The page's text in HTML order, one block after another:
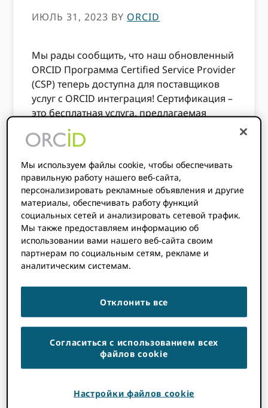
ИЮЛЬ 31, 2023 BY ORCID
Мы рады сообщить, что наш обновленный
ORCID Программа Certified Service Provider
(CSP) теперь доступна для поставщиков
услуг с ORCID интеграция! Сертификация –
это бесплатная услуга, предлагаемая
ORCID для любой интеграции, которая
соответствует ORCIDкритерии,
В рамках обновленной программы CSP,
ORCID предоставляет расширенный набор
преимуществ для CSP, включая более
широкий охват потенциальных клиентов и
пользователей, которые ищут надежные,
согласованные и удобные решения. CSP
также пользуются некоторыми
ORCIDорганизации-члены, такие как
консультации экспертов по планированию
интеграционных проектов, ресурсы для
тестирования и специализированная
техническая поддержка для устранения
процесса сертификации.
Мы используем файлы cookie, чтобы обеспечивать
правильную работу нашего веб-сайта,
персонализировать рекламные объявления и другие
материалы, обеспечивать работу функций
социальных сетей и анализировать сетевой трафик.
Мы также предоставляем информацию об
использовании вами нашего веб-сайта своим
партнерам по социальным сетям, рекламе и
аналитическим системам.
Отклонить все
Согласиться с использованием всех
файлов cookie
Настройки файлов cookie